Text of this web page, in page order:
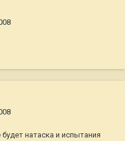
натаска и испытания